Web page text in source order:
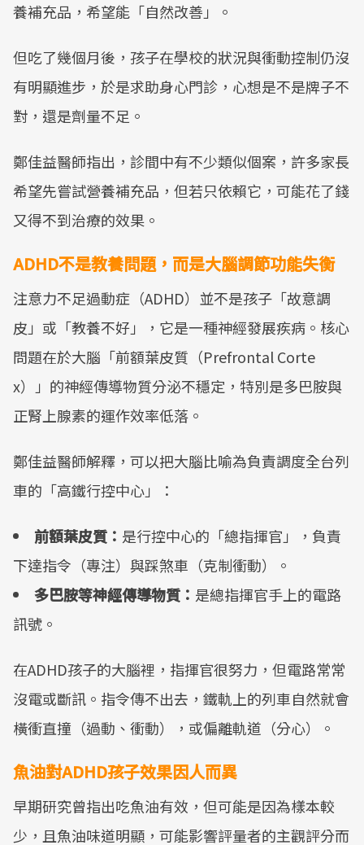
養補充品，希望能「自然改善」。
但吃了幾個月後，孩子在學校的狀況與衝動控制仍沒
有明顯進步，於是求助身心門診，心想是不是牌子不
對，還是劑量不足。
鄭佳益醫師指出，診間中有不少類似個案，許多家長
希望先嘗試營養補充品，但若只依賴它，可能花了錢
又得不到治療的效果。
ADHD不是教養問題，而是大腦調節功能失衡
注意力不足過動症（ADHD）並不是孩子「故意調
皮」或「教養不好」，它是一種神經發展疾病。核心
問題在於大腦「前額葉皮質（Prefrontal Corte
x）」的神經傳導物質分泌不穩定，特別是多巴胺與
正腎上腺素的運作效率低落。
鄭佳益醫師解釋，可以把大腦比喻為負責調度全台列
車的「高鐵行控中心」：
前額葉皮質： 是行控中心的「總指揮官」，負責
下達指令（專注）與踩煞車（克制衝動）。
多巴胺等神經傳導物質： 是總指揮官手上的電路
訊號。
在ADHD孩子的大腦裡，指揮官很努力，但電路常常
沒電或斷訊。指令傳不出去，鐵軌上的列車自然就會
橫衝直撞（過動、衝動），或偏離軌道（分心）。
魚油對ADHD孩子效果因人而異
早期研究曾指出吃魚油有效，但可能是因為樣本較
少，且魚油味道明顯，可能影響評量者的主觀評分而